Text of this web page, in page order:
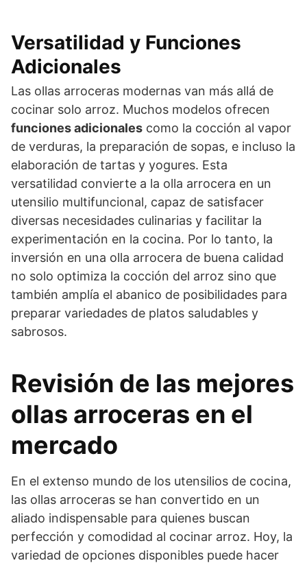
Versatilidad y Funciones
Adicionales
Las ollas arroceras modernas van más allá de
cocinar solo arroz. Muchos modelos ofrecen
funciones adicionales como la cocción al vapor
de verduras, la preparación de sopas, e incluso la
elaboración de tartas y yogures. Esta
versatilidad convierte a la olla arrocera en un
utensilio multifuncional, capaz de satisfacer
diversas necesidades culinarias y facilitar la
experimentación en la cocina. Por lo tanto, la
inversión en una olla arrocera de buena calidad
no solo optimiza la cocción del arroz sino que
también amplía el abanico de posibilidades para
preparar variedades de platos saludables y
sabrosos.
Revisión de las mejores
ollas arroceras en el
mercado
En el extenso mundo de los utensilios de cocina,
las ollas arroceras se han convertido en un
aliado indispensable para quienes buscan
perfección y comodidad al cocinar arroz. Hoy, la
variedad de opciones disponibles puede hacer